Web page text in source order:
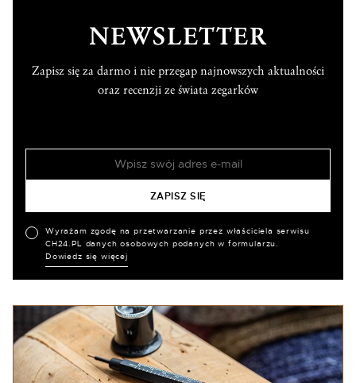
NEWSLETTER
Zapisz się za darmo i nie przegap najnowszych aktualności
oraz recenzji ze świata zegarków
Wyrażam zgodę na przetwarzanie przez właściciela serwisu
CH24.PL danych osobowych podanych w formularzu.
Dowiedz się więcej